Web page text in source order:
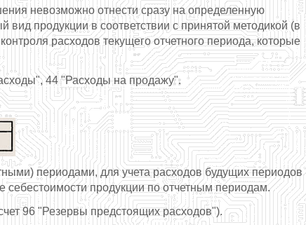
невозможно отнести сразу на определенную
продукции в соответствии с принятой методикой (в
расходов текущего отчетного периода, которые
44 "Расходы на продажу".
периодами, для учета расходов будущих периодов
продукции по отчетным периодам.
96 "Резервы предстоящих расходов").